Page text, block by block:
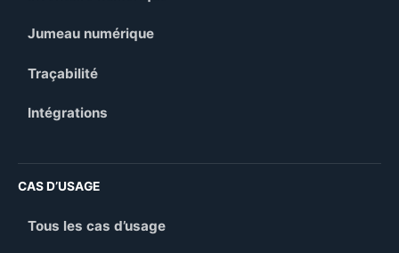
Jumeau numérique
Traçabilité
Intégrations
CAS D’USAGE
Tous les cas d’usage